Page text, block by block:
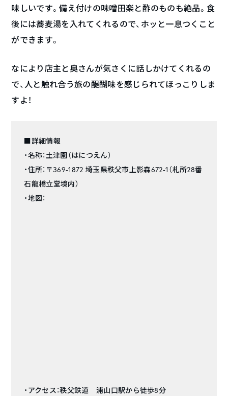
味しいです。備え付けの味噌田楽と酢のものも絶品。食
後には蕎麦湯を入れてくれるので、ホッと一息つくこと
ができます。
なにより店主と奥さんが気さくに話しかけてくれるの
で、人と触れ合う旅の醍醐味を感じられてほっこりしま
すよ！
■詳細情報
・名称：土津園（はにつえん）
・住所：〒369-1872 埼玉県秩父市上影森672-1（札所28番
石龍橋立堂境内）
・地図：
・アクセス：秩父鉄道 浦山口駅から徒歩8分